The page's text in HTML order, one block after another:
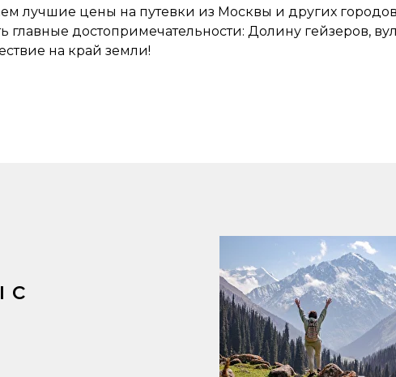
лучшие цены на путевки из Москвы и других
главные достопримечательности: Долину гейзеров,
на край земли!
с